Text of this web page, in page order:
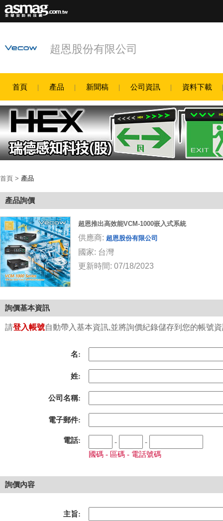
超恩股份有限公司
首頁 產品 新聞稿 公司資訊 資料下載
首頁 > 產品
產品詢價
超恩推出高效能VCM-1000嵌入式系統
供應商: 超恩股份有限公司
國家: 台灣
更新時間: 07/18/2023
詢價基本資訊
請登入帳號自動帶入基本資訊,並將詢價紀錄儲存到您的帳號
名:
姓:
公司名稱:
電子郵件:
電話: -
-
國碼 - 區碼 - 電話號碼
詢價內容
主旨: